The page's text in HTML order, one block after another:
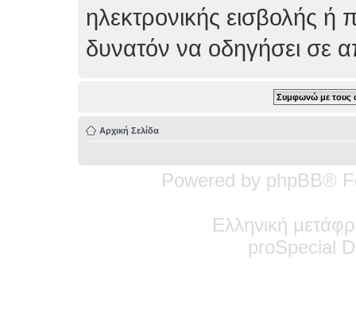
ηλεκτρονικής εισβολής ή
δυνατόν να οδηγήσει σε
Αρχική Σελίδα
Powered by phpBB®
Ελληνική
proSpecial